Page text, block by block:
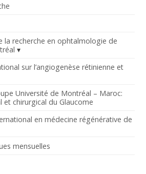
la recherche en ophtalmologie de
sur l’angiogenèse rétinienne et
Université de Montréal – Maroc:
et chirurgical du Glaucome
en médecine régénérative de
mensuelles